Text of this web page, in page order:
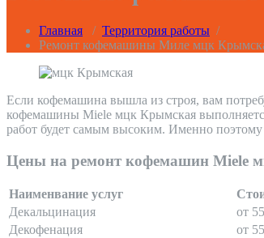
Главная / Территория работы /
Ремонт кофемашины Миле мцк
Если кофемашина вышла из строя, вам
кофемашины Miele мцк Крымская
работ будет самым высоким. Именно
Цены на ремонт кофемашин Miele
Наименвание услуг
Декальцинация
от
Декофенация
от